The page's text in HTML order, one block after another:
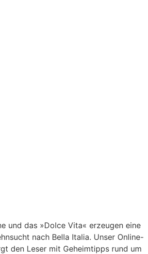
und das »Dolce Vita« erzeugen eine
nach Bella Italia. Unser Online-
den Leser mit Geheimtipps rund um